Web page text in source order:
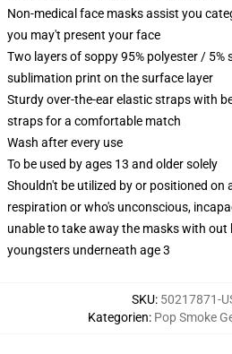
Non-medical face masks assist you
you may't present your face
Two layers of soppy 95% polyester / 5%
sublimation print on the surface layer
Sturdy over-the-ear elastic straps with
straps for a comfortable match
Wash after every use
To be used by ages 13 and older solely
Shouldn't be utilized by or positioned on
respiration or who's unconscious,
unable to take away the masks with out
youngsters underneath age 3
SKU: 50217871-
Kategorien: Pop Smoke